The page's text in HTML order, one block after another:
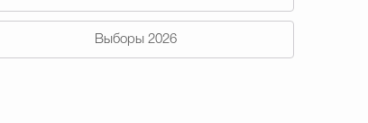
Выборы 2026